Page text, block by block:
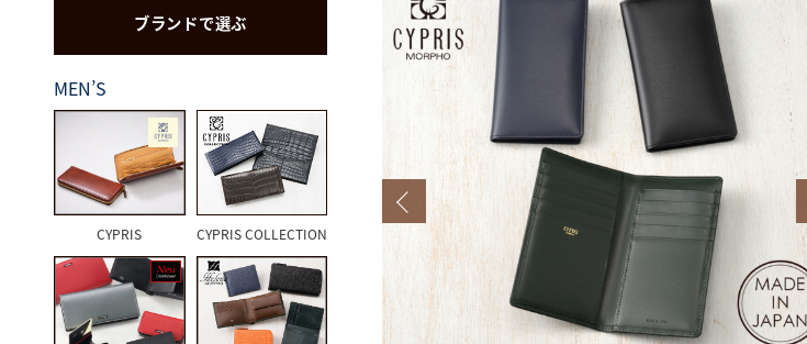
CYPRIS HELENA
ブランドで選ぶ
MEN’S
CYPRIS CYPRIS COLLECTION